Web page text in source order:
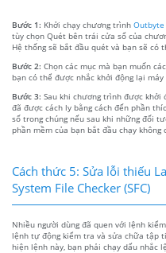
Bước 1: Khởi chạy chương trình Outbyte
tùy chọn Quét bên trái cửa sổ của
Hệ thống sẽ bắt đầu quét và bạn sẽ có
Bước 2: Chọn các mục mà bạn muốn
bạn có thể được nhắc khởi động lại máy
Bước 3: Sau khi chương trình được
đã được cách ly bằng cách đến phần
số trong chúng nếu sau khi những đối
phần mềm của bạn bắt đầu chạy không
Cách thức 5: Sửa lỗi thiếu
System File Checker (SFC)
Nhiều người dùng đã quen với lệnh
lệnh tự động kiểm tra và sửa chữa tập
hiện lệnh này, bạn phải chạy dấu nhắc